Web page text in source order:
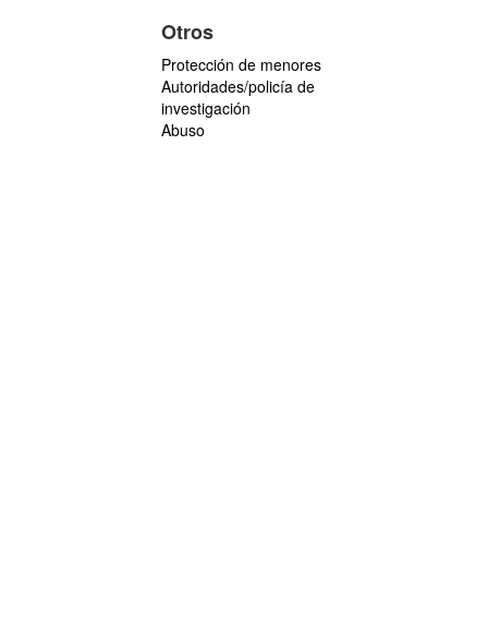
Otros
Protección de menores
Autoridades/policía de
investigación
Abuso